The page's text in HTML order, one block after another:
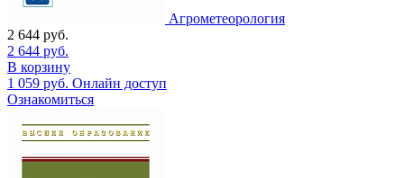
Агрометеорология
2 644 руб.
2 644 руб.
В корзину
1 059 руб. Онлайн доступ
Ознакомиться